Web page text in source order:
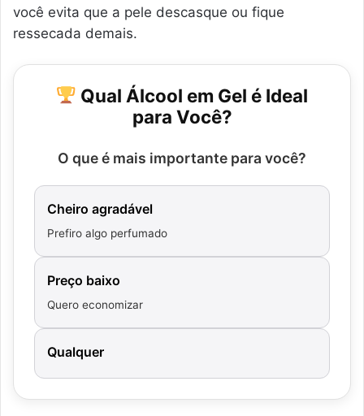
você evita que a pele descasque ou fique
ressecada demais.
Qual Álcool em Gel é Ideal
para Você?
O que é mais importante para você?
Cheiro agradável
Prefiro algo perfumado
Preço baixo
Quero economizar
Qualquer